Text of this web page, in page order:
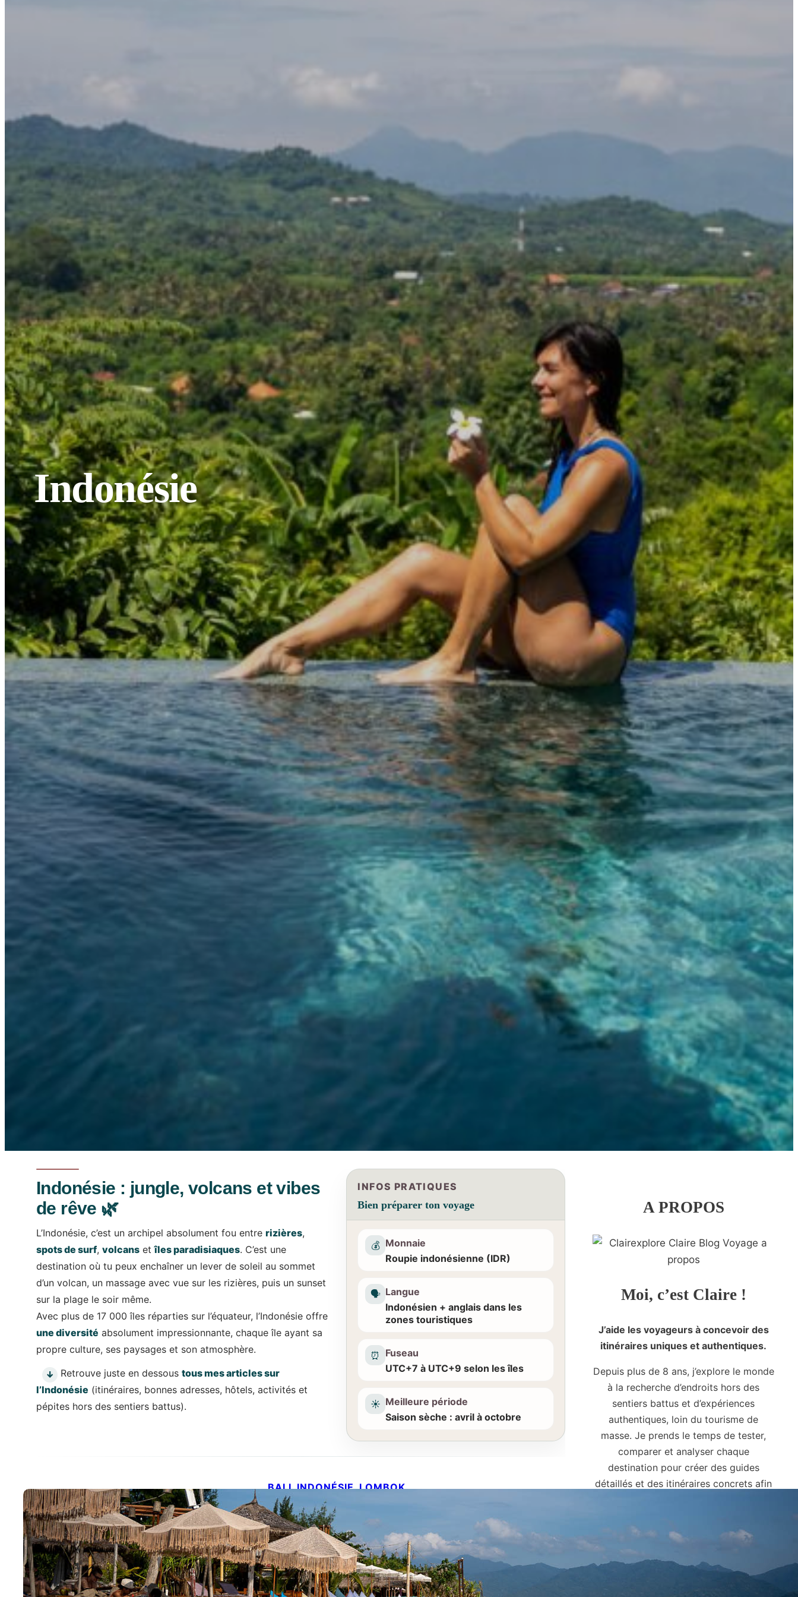
Indonésie
Indonésie : jungle, volcans et vibes
de rêve 🌿
L’Indonésie, c’est un archipel absolument fou entre rizières,
spots de surf, volcans etîles paradisiaques. C’est une
destination où tu peux enchaîner un lever de soleil au sommet
d’un volcan, un massage avec vue sur les rizières, puis un sunset
sur la plage le soir même.
Avec plus de 17 000 îles réparties sur l’équateur, l’Indonésie offre
une diversité absolument impressionnante, chaque île ayant sa
propre culture, ses paysages et son atmosphère.
↓ Retrouve juste en dessous tous mes articles sur
l’Indonésie (itinéraires, bonnes adresses, hôtels, activités et
pépites hors des sentiers battus).
INFOS PRATIQUES
Bien préparer ton voyage
💰 Monnaie
Roupie indonésienne (IDR)
🗣️ Langue
Indonésien + anglais dans les
zones touristiques
⏰
Fuseau
UTC+7 à UTC+9 selon les îles
☀️ Meilleure période
Saison sèche : avril à octobre
BALI, INDONÉSIE, LOMBOK
Que faire à Gili Air ? Guide complet 2026 : hôtels, restos et conseils
26 juillet 2026
S’il y a une île où je pourrais revenir encore et encore sans jamais
m’en lasser, c’est Gili Air. Dès mon arrivée, j’ai eu cette sensation rare
d’être exactement là où j’avais envie d’être : pas de voitures,
A PROPOS
Moi, c’est Claire !
J’aide les voyageurs à concevoir des
itinéraires uniques et authentiques.
Depuis plus de 8 ans, j’explore le monde
à la recherche d’endroits hors des
sentiers battus et d’expériences
authentiques, loin du tourisme de
masse. Je prends le temps de tester,
comparer et analyser chaque
destination pour créer des guides
détaillés et des itinéraires concrets afin